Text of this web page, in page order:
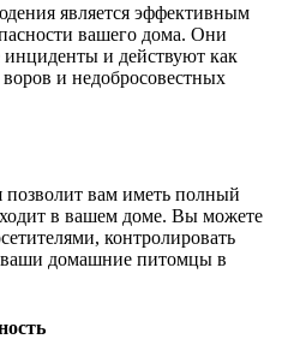
является эффективным
вашего дома. Они
и действуют как
и недобросовестных
позволит вам иметь полный
в вашем доме. Вы можете
контролировать
ваши домашние питомцы в